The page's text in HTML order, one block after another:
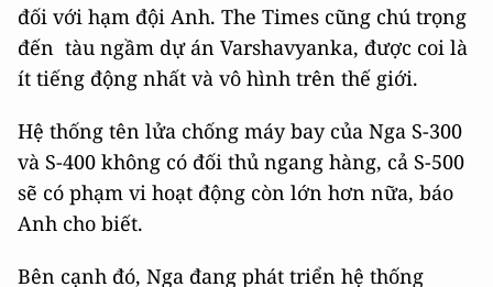
đối với hạm đội Anh. The Times cũng chú trọng
đến tàu ngầm dự án Varshavyanka, được coi là
ít tiếng động nhất và vô hình trên thế giới.
Hệ thống tên lửa chống máy bay của Nga S-300
và S-400 không có đối thủ ngang hàng, cả S-500
sẽ có phạm vi hoạt động còn lớn hơn nữa, báo
Anh cho biết.
Bên cạnh đó, Nga đang phát triển hệ thống